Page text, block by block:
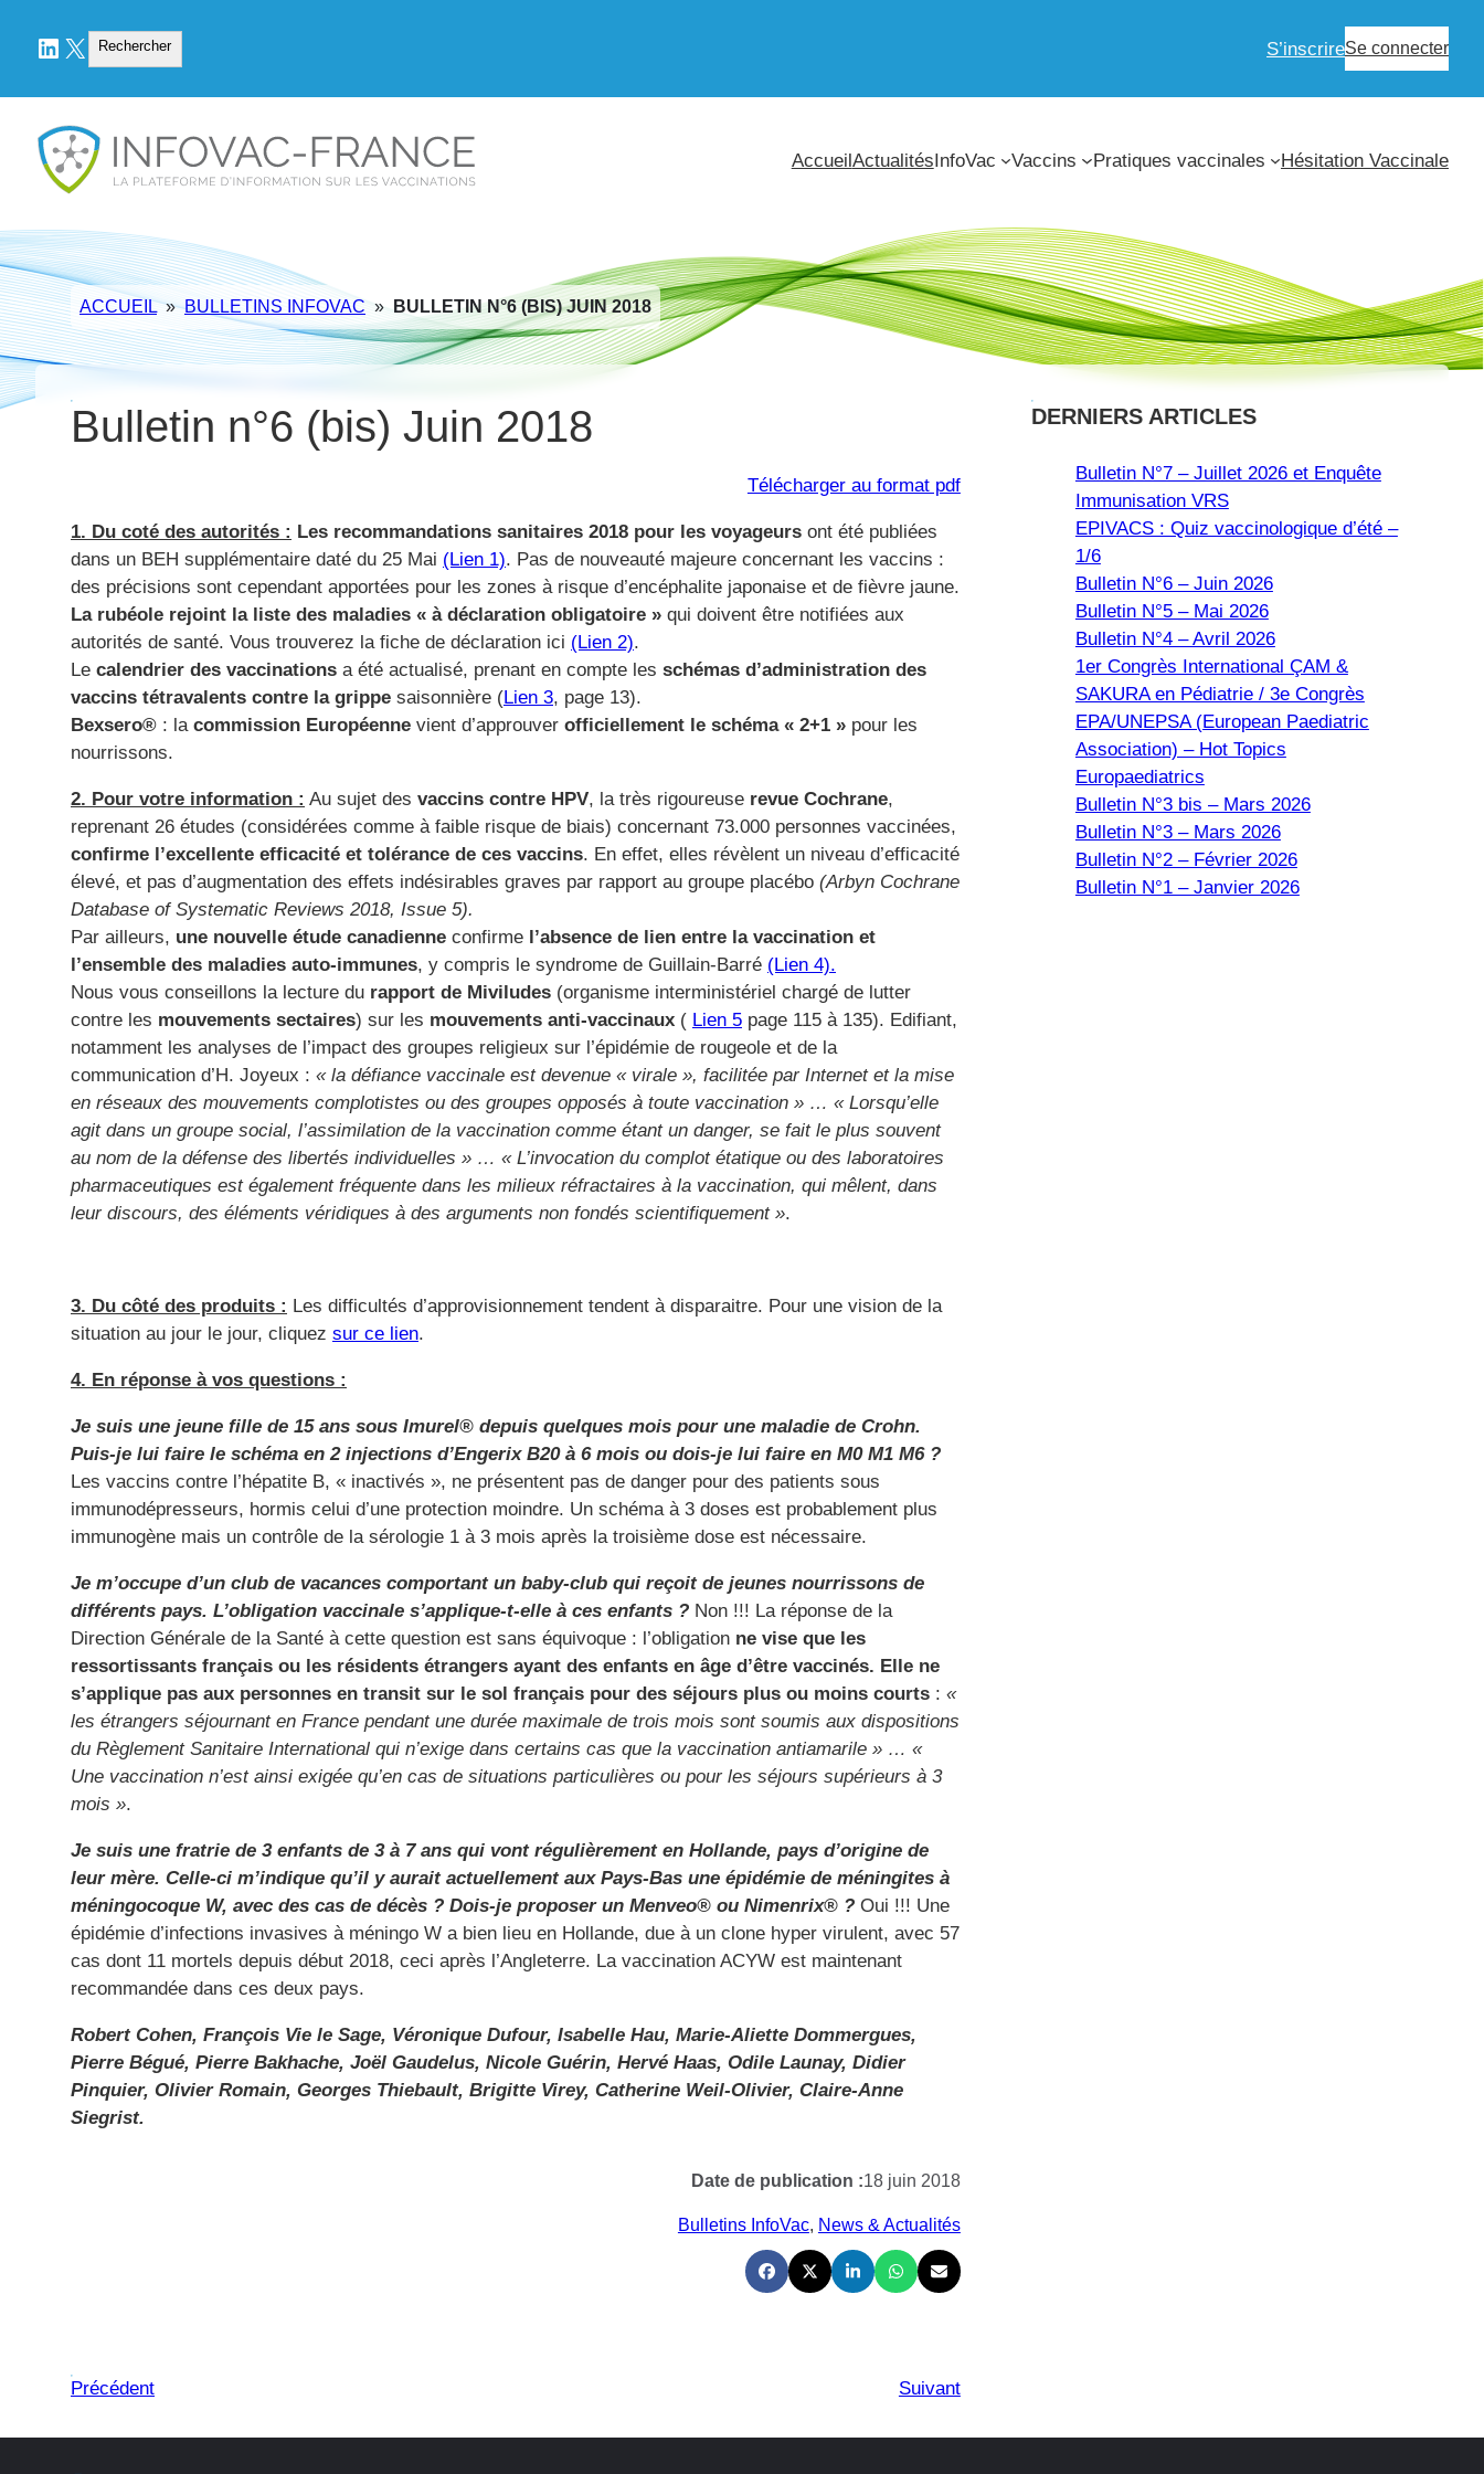
LinkedIn
X Rechercher
Rechercher S’inscrireSe connecter
AccueilActualitésInfoVac Vaccins Pratiques vaccinales Hésitation Vaccinale
ACCUEIL » BULLETINS INFOVAC » BULLETIN N°6 (BIS) JUIN 2018
Bulletin n°6 (bis) Juin 2018
Télécharger au format pdf
1. Du coté des autorités : Les recommandations sanitaires 2018 pour les voyageurs ont été publiées
dans un BEH supplémentaire daté du 25 Mai (Lien 1). Pas de nouveauté majeure concernant les vaccins :
des précisions sont cependant apportées pour les zones à risque d’encéphalite japonaise et de fièvre jaune.
La rubéole rejoint la liste des maladies « à déclaration obligatoire » qui doivent être notifiées aux
autorités de santé. Vous trouverez la fiche de déclaration ici (Lien 2).
Le calendrier des vaccinations a été actualisé, prenant en compte les schémas d’administration des
vaccins tétravalents contre la grippe saisonnière (Lien 3, page 13).
Bexsero® : la commission Européenne vient d’approuver officiellement le schéma « 2+1 » pour les
nourrissons.
2. Pour votre information : Au sujet des vaccins contre HPV, la très rigoureuse revue Cochrane,
reprenant 26 études (considérées comme à faible risque de biais) concernant 73.000 personnes vaccinées,
confirme l’excellente efficacité et tolérance de ces vaccins. En effet, elles révèlent un niveau d’efficacité
élevé, et pas d’augmentation des effets indésirables graves par rapport au groupe placébo (Arbyn Cochrane
Database of Systematic Reviews 2018, Issue 5).
Par ailleurs, une nouvelle étude canadienne confirme l’absence de lien entre la vaccination et
l’ensemble des maladies auto-immunes, y compris le syndrome de Guillain-Barré (Lien 4).
Nous vous conseillons la lecture du rapport de Miviludes (organisme interministériel chargé de lutter
contre les mouvements sectaires) sur les mouvements anti-vaccinaux ( Lien 5 page 115 à 135). Edifiant,
notamment les analyses de l’impact des groupes religieux sur l’épidémie de rougeole et de la
communication d’H. Joyeux : « la défiance vaccinale est devenue « virale », facilitée par Internet et la mise
en réseaux des mouvements complotistes ou des groupes opposés à toute vaccination » … « Lorsqu’elle
agit dans un groupe social, l’assimilation de la vaccination comme étant un danger, se fait le plus souvent
au nom de la défense des libertés individuelles » … « L’invocation du complot étatique ou des laboratoires
pharmaceutiques est également fréquente dans les milieux réfractaires à la vaccination, qui mêlent, dans
leur discours, des éléments véridiques à des arguments non fondés scientifiquement ».
3. Du côté des produits : Les difficultés d’approvisionnement tendent à disparaitre. Pour une vision de la
situation au jour le jour, cliquez sur ce lien.
4. En réponse à vos questions :
Je suis une jeune fille de 15 ans sous Imurel® depuis quelques mois pour une maladie de Crohn.
Puis-je lui faire le schéma en 2 injections d’Engerix B20 à 6 mois ou dois-je lui faire en M0 M1 M6 ?
Les vaccins contre l’hépatite B, « inactivés », ne présentent pas de danger pour des patients sous
immunodépresseurs, hormis celui d’une protection moindre. Un schéma à 3 doses est probablement plus
immunogène mais un contrôle de la sérologie 1 à 3 mois après la troisième dose est nécessaire.
Je m’occupe d’un club de vacances comportant un baby-club qui reçoit de jeunes nourrissons de
différents pays. L’obligation vaccinale s’applique-t-elle à ces enfants ? Non !!! La réponse de la
Direction Générale de la Santé à cette question est sans équivoque : l’obligation ne vise que les
ressortissants français ou les résidents étrangers ayant des enfants en âge d’être vaccinés. Elle ne
s’applique pas aux personnes en transit sur le sol français pour des séjours plus ou moins courts : «
les étrangers séjournant en France pendant une durée maximale de trois mois sont soumis aux dispositions
du Règlement Sanitaire International qui n’exige dans certains cas que la vaccination antiamarile » … «
Une vaccination n’est ainsi exigée qu’en cas de situations particulières ou pour les séjours supérieurs à 3
mois ».
Je suis une fratrie de 3 enfants de 3 à 7 ans qui vont régulièrement en Hollande, pays d’origine de
leur mère. Celle-ci m’indique qu’il y aurait actuellement aux Pays-Bas une épidémie de méningites à
méningocoque W, avec des cas de décès ? Dois-je proposer un Menveo® ou Nimenrix® ? Oui !!! Une
épidémie d’infections invasives à méningo W a bien lieu en Hollande, due à un clone hyper virulent, avec 57
cas dont 11 mortels depuis début 2018, ceci après l’Angleterre. La vaccination ACYW est maintenant
recommandée dans ces deux pays.
Robert Cohen, François Vie le Sage, Véronique Dufour, Isabelle Hau, Marie-Aliette Dommergues,
Pierre Bégué, Pierre Bakhache, Joël Gaudelus, Nicole Guérin, Hervé Haas, Odile Launay, Didier
Pinquier, Olivier Romain, Georges Thiebault, Brigitte Virey, Catherine Weil-Olivier, Claire-Anne
Siegrist.
Date de publication :18 juin 2018
Bulletins InfoVac, News & Actualités
Précédent Suivant
DERNIERS ARTICLES
Bulletin N°7 – Juillet 2026 et Enquête
Immunisation VRS
EPIVACS : Quiz vaccinologique d’été –
1/6
Bulletin N°6 – Juin 2026
Bulletin N°5 – Mai 2026
Bulletin N°4 – Avril 2026
1er Congrès International ÇAM &
SAKURA en Pédiatrie / 3e Congrès
EPA/UNEPSA (European Paediatric
Association) – Hot Topics
Europaediatrics
Bulletin N°3 bis – Mars 2026
Bulletin N°3 – Mars 2026
Bulletin N°2 – Février 2026
Bulletin N°1 – Janvier 2026